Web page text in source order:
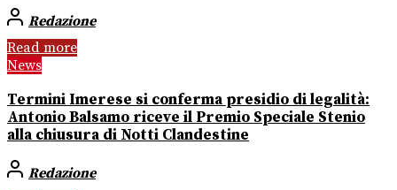
Redazione
Read more
News
Termini Imerese si conferma presidio di legalità:
Antonio Balsamo riceve il Premio Speciale Stenio
alla chiusura di Notti Clandestine
Redazione